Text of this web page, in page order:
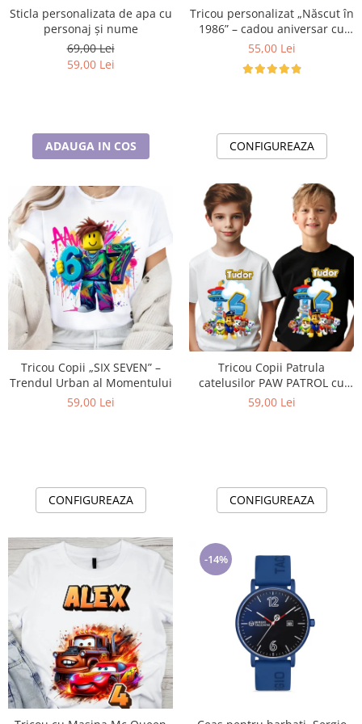
Cadouri pentru Doctori
Cadouri pentru Sfânta Maria
Sticla personalizata de apa cu
personaj și nume
69,00 Lei
59,00 Lei
ADAUGA IN COS
Tricou personalizat „Născut în
1986” – cadou aniversar cu
mesaj amuzant
55,00 Lei
CONFIGUREAZA
Tricou Copii „SIX SEVEN” –
Trendul Urban al Momentului
59,00 Lei
CONFIGUREAZA
Tricou Copii Patrula
catelusilor PAW PATROL cu
Cifră Aniversară | Cadou
59,00 Lei
CONFIGUREAZA
-14%